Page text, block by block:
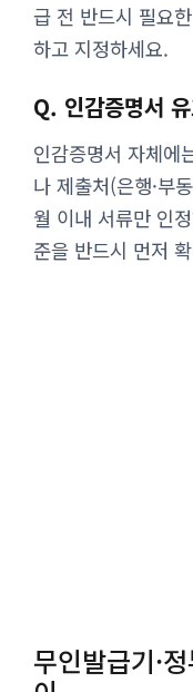
급 전 반드시 필요
하고 지정하세요.
Q. 인감증명서
인감증명서 자체에
나 제출처(은행·부
월 이내 서류만 인
준을 반드시 먼저
무인발급기·